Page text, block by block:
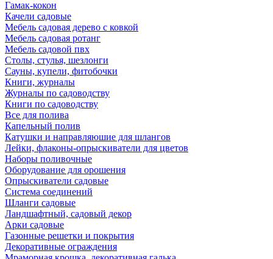
Гамак-кокон
Качели садовые
Мебель садовая дерево с ковкой
Мебель садовая ротанг
Мебель садовой пвх
Столы, стулья, шезлонги
Сауны, купели, фитобочки
Книги, журналы
Журналы по садоводству
Книги по садоводству
Все для полива
Капельный полив
Катушки и направляюшие для шлангов
Лейки, флаконы-опрыскиватели для цветов
Наборы поливочные
Оборудование для орошения
Опрыскиватели садовые
Система соединений
Шланги садовые
Ландшафтный, садовый декор
Арки садовые
Газонные решетки и покрытия
Декоративные ограждения